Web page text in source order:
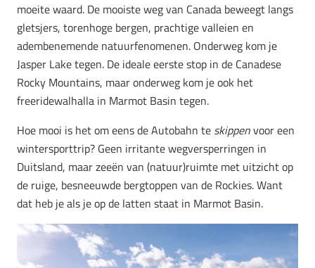
moeite waard. De mooiste weg van Canada beweegt langs
gletsjers, torenhoge bergen, prachtige valleien en
adembenemende natuurfenomenen. Onderweg kom je
Jasper Lake tegen. De ideale eerste stop in de Canadese
Rocky Mountains, maar onderweg kom je ook het
freeridewalhalla in Marmot Basin tegen.
Hoe mooi is het om eens de Autobahn te skippenvoor een
wintersporttrip? Geen irritante wegversperringen in
Duitsland, maar zeeën van (natuur)ruimte met uitzicht op
de ruige, besneeuwde bergtoppen van de Rockies. Want
dat heb je als je op de latten staat in Marmot Basin.